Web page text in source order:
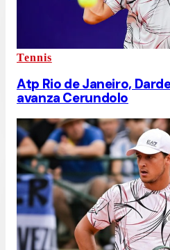
Tennis
Atp Rio de Janeiro,
avanza Cerundolo